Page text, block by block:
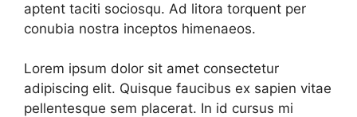
aptent taciti sociosqu. Ad litora torquent per
conubia nostra inceptos himenaeos.
Lorem ipsum dolor sit amet consectetur
adipiscing elit. Quisque faucibus ex sapien vitae
pellentesque sem placerat. In id cursus mi